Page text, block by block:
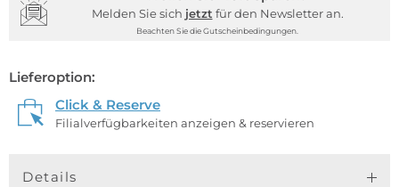
Melden Sie sich jetzt für den Newsletter an.
Beachten Sie die Gutscheinbedingungen.
Lieferoption:
Click & Reserve
Filialverfügbarkeiten anzeigen & reservieren
Details